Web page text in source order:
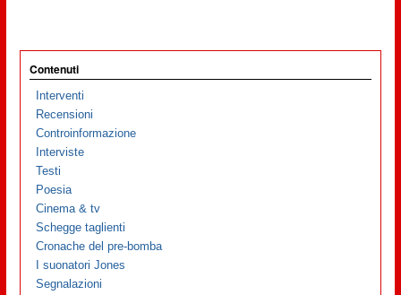
Contenuti
Interventi
Recensioni
Controinformazione
Interviste
Testi
Poesia
Cinema & tv
Schegge taglienti
Cronache del pre-bomba
I suonatori Jones
Segnalazioni